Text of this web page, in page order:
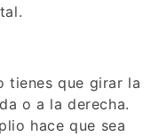
tienes que girar la
o a la derecha.
hace que sea